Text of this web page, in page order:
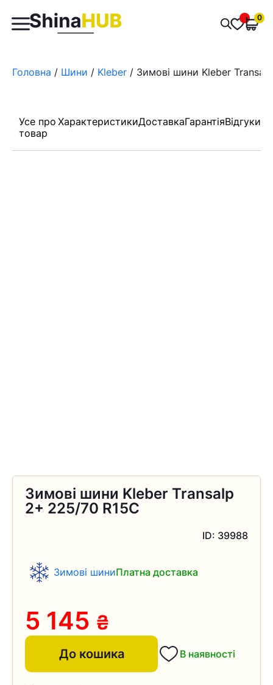
Пошук
товарів
0
Головна / Шини / Kleber / Зимові шини Kleber
Усе про
товар
ХарактеристикиДоставкаГарантіяВідгуки
Зимові шини Kleber Transalp
2+ 225/70 R15C
ID: 39988
Зимові шиниПлатна доставка
5 145 ₴
До кошика В наявності